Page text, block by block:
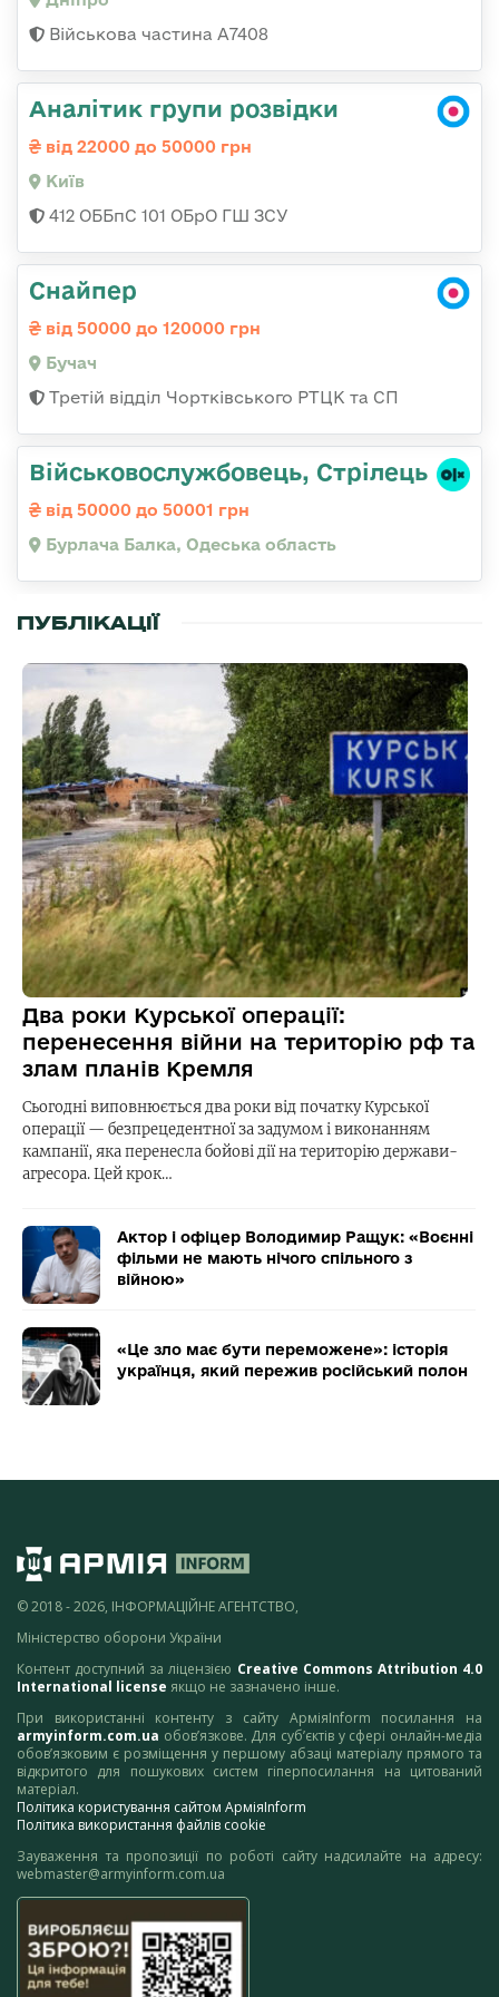
Військова частина А7408
Аналітик групи розвідки
від 22000 до 50000 грн
Київ
412 ОББпС 101 ОБрО ГШ ЗСУ
Снайпер
від 50000 до 120000 грн
Бучач
Третій відділ Чортківського РТЦК та СП
Військовослужбовець, Стрілець
від 50000 до 50001 грн
Бурлача Балка, Одеська область
ПУБЛІКАЦІЇ
Два роки Курської операції:
перенесення війни на територію рф та
злам планів Кремля
Сьогодні виповнюється два роки від початку Курської
операції — безпрецедентної за задумом і виконанням
кампанії, яка перенесла бойові дії на територію держави-
агресора. Цей крок…
Актор і офіцер Володимир Ращук: «Воєнні
фільми не мають нічого спільного з
війною»
«Це зло має бути переможене»: історія
українця, який пережив російський полон
© 2018 - 2026, ІНФОРМАЦІЙНЕ АГЕНТСТВО,
Міністерство оборони України
Контент доступний за ліцензією Creative Commons Attribution 4.0
International license якщо не зазначено інше.
При використанні контенту з сайту АрміяInform посилання на
armyinform.com.ua обов’язкове. Для суб’єктів у сфері онлайн-медіа
обов’язковим є розміщення у першому абзаці матеріалу прямого та
відкритого для пошукових систем гіперпосилання на цитований
матеріал.
Політика користування сайтом АрміяInform
Політика використання файлів cookie
Зауваження та пропозиції по роботі сайту надсилайте на адресу:
webmaster@armyinform.com.ua